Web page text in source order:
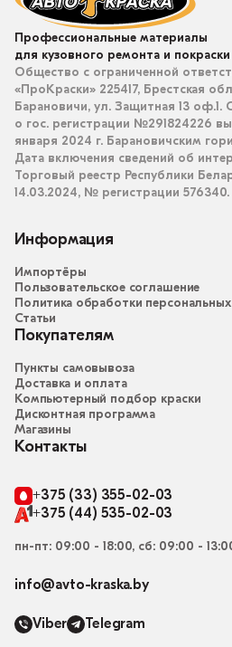
Профессиональные материалы
для кузовного ремонта и
Общество с ограниченной
«ПроКраски» 225417, Брестская
Барановичи, ул. Защитная 13 оф.1.
о гос. регистрации №291824226
января 2024 г. Барановичским
Дата включения сведений об
Торговый реестр Республики
14.03.2024, № регистрации 576340.
Информация
Импортёры
Пользовательское соглашение
Политика обработки
Статьи
Покупателям
Пункты самовывоза
Доставка и оплата
Компьютерный подбор краски
Дисконтная программа
Магазины
Контакты
+375 (33) 355-02-03
+375 (44) 535-02-03
пн-пт: 09:00 - 18:00, сб: 09:00 -
info@avto-kraska.by
Viber Telegram